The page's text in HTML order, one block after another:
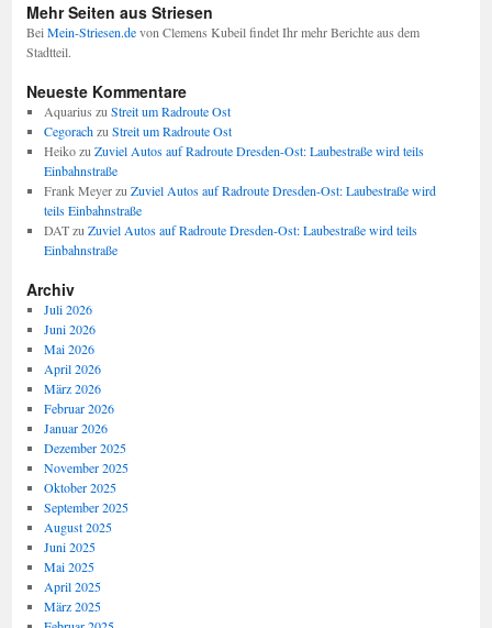
Mehr Seiten aus Striesen
Bei Mein-Striesen.devon Clemens Kubeil findet Ihr mehr Berichte aus dem
Stadtteil.
Neueste Kommentare
Aquarius zu Streit um Radroute Ost
Cegorachzu Streit um Radroute Ost
Heikozu Zuviel Autos auf Radroute Dresden-Ost: Laubestraße wird teils
Einbahnstraße
Frank Meyerzu Zuviel Autos auf Radroute Dresden-Ost: Laubestraße wird
teils Einbahnstraße
DATzu Zuviel Autos auf Radroute Dresden-Ost: Laubestraße wird teils
Einbahnstraße
Archiv
Juli 2026
Juni 2026
Mai 2026
April 2026
März 2026
Februar 2026
Januar 2026
Dezember 2025
November 2025
Oktober 2025
September 2025
August 2025
Juni 2025
Mai 2025
April 2025
März 2025